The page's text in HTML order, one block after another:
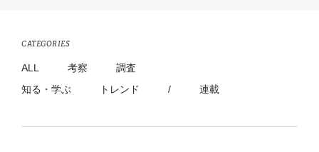
CATEGORIES
ALL 考察
調査
知る・学ぶ
トレンド / 連載